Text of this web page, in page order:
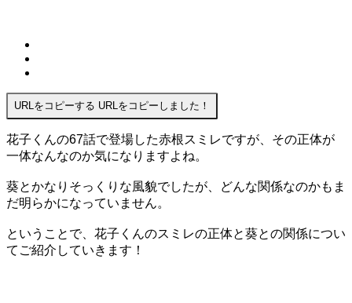
URLをコピーする URLをコピーしました！
花子くんの67話で登場した赤根スミレですが、その正体が
一体なんなのか気になりますよね。
葵とかなりそっくりな風貌でしたが、どんな関係なのかもま
だ明らかになっていません。
ということで、 花子くんのスミレの正体と葵との関係につい
てご紹介 していきます！